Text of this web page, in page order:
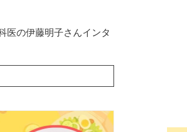
医の伊藤明子さんインタ